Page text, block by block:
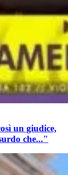
un giudice,
che..."